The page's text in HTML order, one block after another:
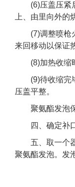
(6)压盖压紧后
上、由里向外的
(7)调整喷枪火
来回移动以保证
(8)加热收缩时
(9)待收缩完毕
压盖平整。
聚氨酯发泡保
四、确定补口
五、取一个器
聚氨酯发泡。发